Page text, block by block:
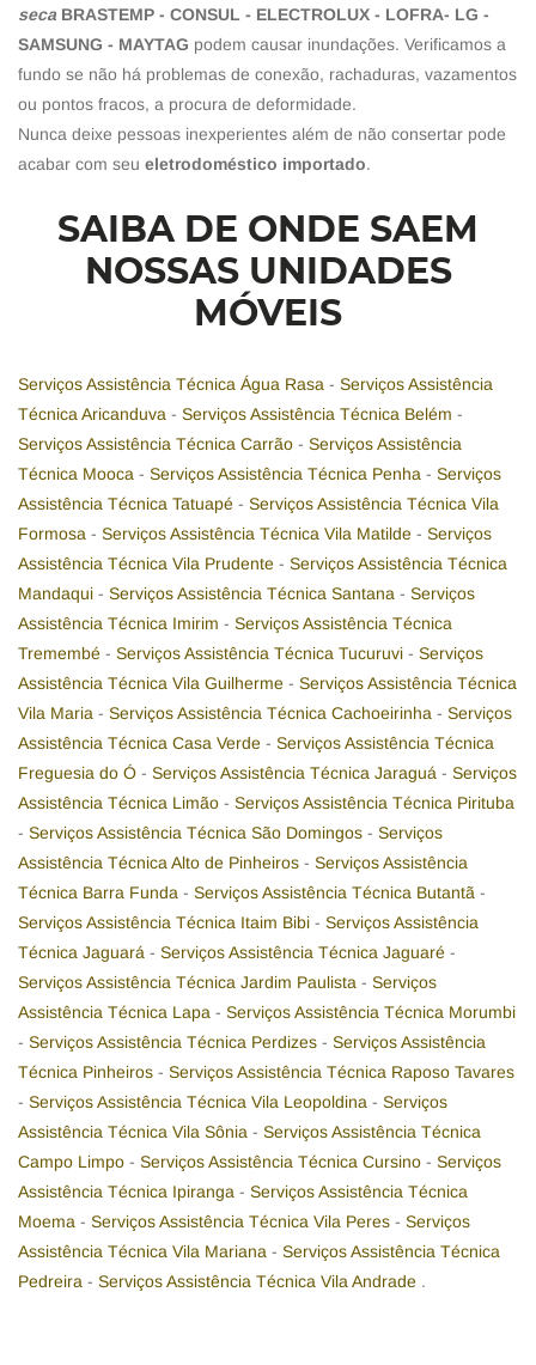
seca BRASTEMP - CONSUL - ELECTROLUX - LOFRA- LG -
SAMSUNG - MAYTAG podem causar inundações. Verificamos a
fundo se não há problemas de conexão, rachaduras, vazamentos
ou pontos fracos, a procura de deformidade.
Nunca deixe pessoas inexperientes além de não consertar pode
acabar com seu eletrodoméstico importado.
SAIBA DE ONDE SAEM
NOSSAS UNIDADES
MÓVEIS
Serviços Assistência Técnica Água Rasa - Serviços Assistência
Técnica Aricanduva - Serviços Assistência Técnica Belém -
Serviços Assistência Técnica Carrão - Serviços Assistência
Técnica Mooca - Serviços Assistência Técnica Penha - Serviços
Assistência Técnica Tatuapé - Serviços Assistência Técnica Vila
Formosa - Serviços Assistência Técnica Vila Matilde - Serviços
Assistência Técnica Vila Prudente - Serviços Assistência Técnica
Mandaqui - Serviços Assistência Técnica Santana - Serviços
Assistência Técnica Imirim - Serviços Assistência Técnica
Tremembé - Serviços Assistência Técnica Tucuruvi - Serviços
Assistência Técnica Vila Guilherme - Serviços Assistência Técnica
Vila Maria - Serviços Assistência Técnica Cachoeirinha - Serviços
Assistência Técnica Casa Verde - Serviços Assistência Técnica
Freguesia do Ó - Serviços Assistência Técnica Jaraguá - Serviços
Assistência Técnica Limão - Serviços Assistência Técnica Pirituba
- Serviços Assistência Técnica São Domingos - Serviços
Assistência Técnica Alto de Pinheiros - Serviços Assistência
Técnica Barra Funda - Serviços Assistência Técnica Butantã -
Serviços Assistência Técnica Itaim Bibi - Serviços Assistência
Técnica Jaguará - Serviços Assistência Técnica Jaguaré -
Serviços Assistência Técnica Jardim Paulista - Serviços
Assistência Técnica Lapa - Serviços Assistência Técnica Morumbi
- Serviços Assistência Técnica Perdizes - Serviços Assistência
Técnica Pinheiros - Serviços Assistência Técnica Raposo Tavares
- Serviços Assistência Técnica Vila Leopoldina - Serviços
Assistência Técnica Vila Sônia - Serviços Assistência Técnica
Campo Limpo - Serviços Assistência Técnica Cursino - Serviços
Assistência Técnica Ipiranga - Serviços Assistência Técnica
Moema - Serviços Assistência Técnica Vila Peres - Serviços
Assistência Técnica Vila Mariana - Serviços Assistência Técnica
Pedreira - Serviços Assistência Técnica Vila Andrade .